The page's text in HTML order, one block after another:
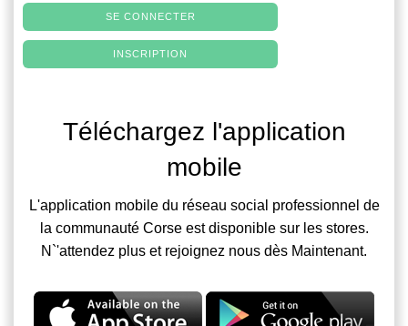
SE CONNECTER
INSCRIPTION
Téléchargez l'application
mobile
L'application mobile du réseau social professionnel de
la communauté Corse est disponible sur les stores.
N`'attendez plus et rejoignez nous dès Maintenant.